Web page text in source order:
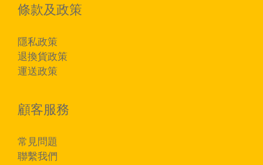
條款及政策
隱私政策
退換貨政策
運送政策
顧客服務
常見問題
聯繫我們